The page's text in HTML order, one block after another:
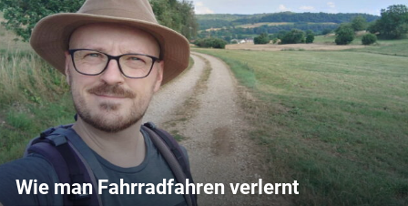
Wie man Fahrradfahren verlernt